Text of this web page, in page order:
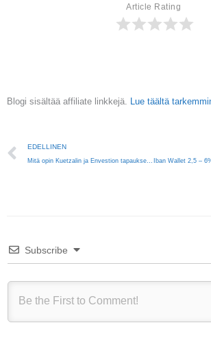
Article Rating
Blogi sisältää affiliate linkkejä. Lue täältä
Prev
EDELLINEN
Subscribe